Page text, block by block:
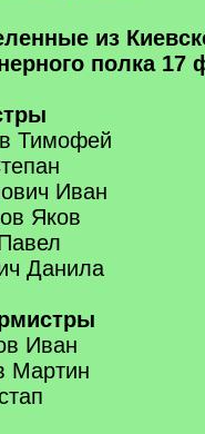
из
полка 17
Тимофей
Иван
Яков
Данила
Иван
Мартин